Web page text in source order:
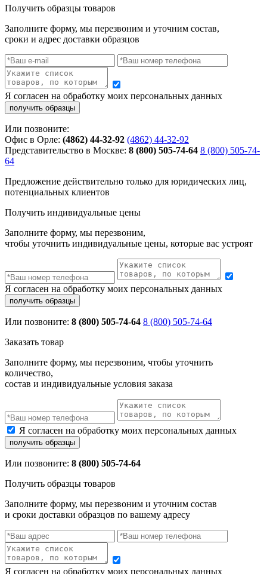
Получить образцы товаров
Заполните форму, мы перезвоним и уточним состав,
сроки и адрес доставки образцов
Я согласен на обработку моих персональных данных
Или позвоните:
Офис в Орле: (4862) 44-32-92 (4862) 44-32-92
Представительство в Москве: 8 (800) 505-74-64 8 (800) 505-74-
64
Предложение действительно только для юридических лиц,
потенциальных клиентов
Получить индивидуальные цены
Заполните форму, мы перезвоним,
чтобы уточнить индивидуальные цены, которые вас устроят
Я согласен на обработку моих персональных данных
Или позвоните: 8 (800) 505-74-64 8 (800) 505-74-64
Заказать товар
Заполните форму, мы перезвоним, чтобы уточнить
количество,
состав и индивидуальные условия заказа
Я согласен на обработку моих персональных данных
Или позвоните: 8 (800) 505-74-64
Получить образцы товаров
Заполните форму, мы перезвоним и уточним состав
и сроки доставки образцов по вашему адресу
Я согласен на обработку моих персональных данных